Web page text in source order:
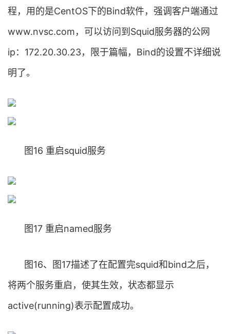
程，用的是CentOS下的Bind软件，强调客户端通过
www.nvsc.com，可以访问到Squid服务器的公网
ip：172.20.30.23，限于篇幅，Bind的设置不详细说
明了。
图16 重启squid服务
图17 重启named服务
图16、图17描述了在配置完squid和bind之后，
将两个服务重启，使其生效，状态都显示
active(running)表示配置成功。